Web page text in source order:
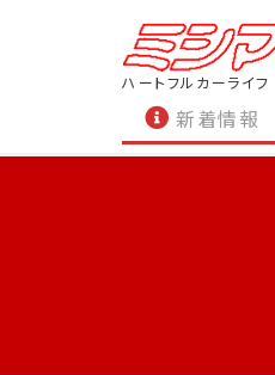
ハートフルカーライフ
新着情報